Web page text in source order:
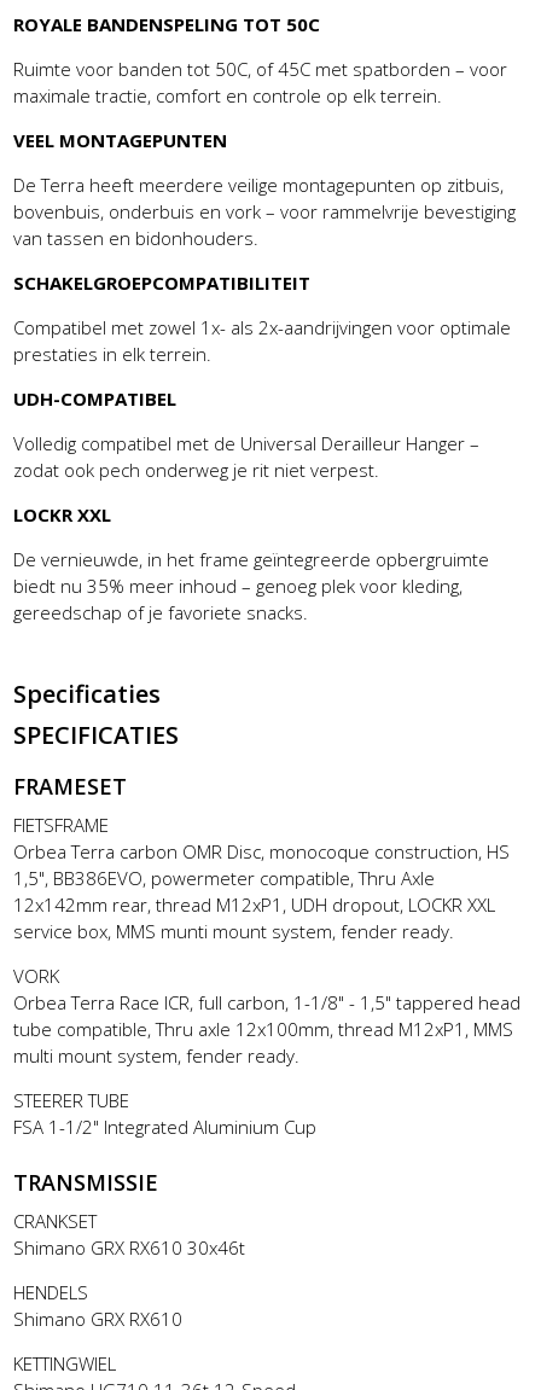
ROYALE BANDENSPELING TOT 50C
Ruimte voor banden tot 50C, of 45C met spatborden – voor
maximale tractie, comfort en controle op elk terrein.
VEEL MONTAGEPUNTEN
De Terra heeft meerdere veilige montagepunten op zitbuis,
bovenbuis, onderbuis en vork – voor rammelvrije bevestiging
van tassen en bidonhouders.
SCHAKELGROEPCOMPATIBILITEIT
Compatibel met zowel 1x- als 2x-aandrijvingen voor optimale
prestaties in elk terrein.
UDH-COMPATIBEL
Volledig compatibel met de Universal Derailleur Hanger –
zodat ook pech onderweg je rit niet verpest.
LOCKR XXL
De vernieuwde, in het frame geïntegreerde opbergruimte
biedt nu 35% meer inhoud – genoeg plek voor kleding,
gereedschap of je favoriete snacks.
Specificaties
SPECIFICATIES
FRAMESET
FIETSFRAME
Orbea Terra carbon OMR Disc, monocoque construction, HS
1,5", BB386EVO, powermeter compatible, Thru Axle
12x142mm rear, thread M12xP1, UDH dropout, LOCKR XXL
service box, MMS munti mount system, fender ready.
VORK
Orbea Terra Race ICR, full carbon, 1-1/8" - 1,5" tappered head
tube compatible, Thru axle 12x100mm, thread M12xP1, MMS
multi mount system, fender ready.
STEERER TUBE
FSA 1-1/2" Integrated Aluminium Cup
TRANSMISSIE
CRANKSET
Shimano GRX RX610 30x46t
HENDELS
Shimano GRX RX610
KETTINGWIEL